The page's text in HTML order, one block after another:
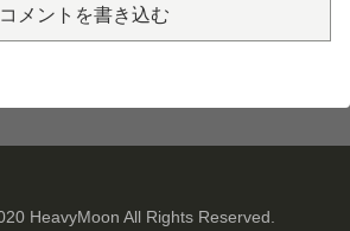
コメントを書き込む
HeavyMoon All Rights Reserved.